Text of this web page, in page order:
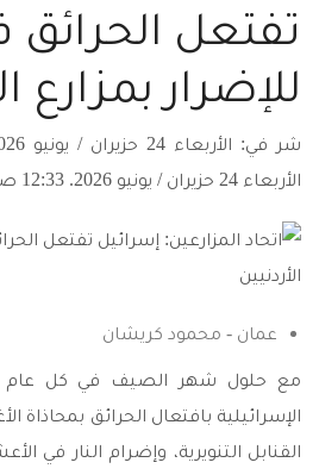
تفتعل الحرائق
للإضرار بمزارع
الأربعاء 24 حزيران / يونيو 2026. 12:33 صباحاً
عمان - محمود كريشان
مع حلول شهر الصيف في كل عام
الإسرائيلية بافتعال الحرائق بمحاذاة
القنابل التنويرية، وإضرام النار في